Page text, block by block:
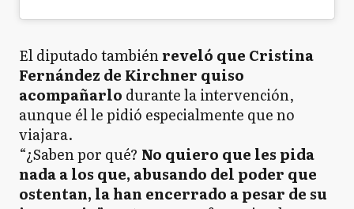
El diputado tambiénreveló que Cristina
Fernández de Kirchner quiso
acompañarlo durante la intervención,
aunque él le pidió especialmente que no
viajara.
“¿Saben por qué? No quiero que les pida
nada a los que, abusando del poder que
ostentan, la han encerrado a pesar de su